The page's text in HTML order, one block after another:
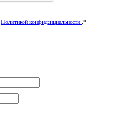
Политикой конфиденциальности .*